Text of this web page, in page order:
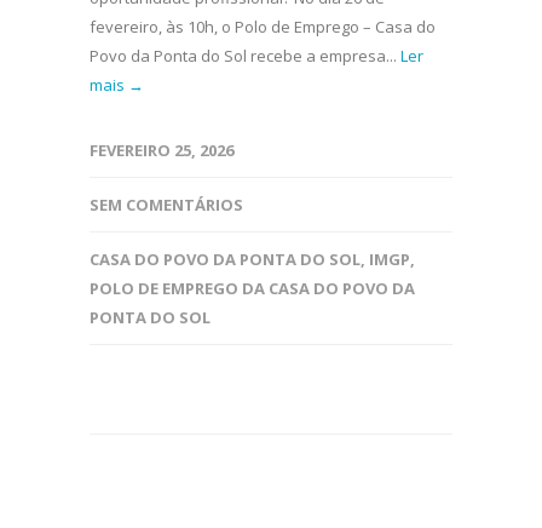
fevereiro, às 10h, o Polo de Emprego – Casa do
Povo da Ponta do Sol recebe a empresa... Ler
mais →
FEVEREIRO 25, 2026
SEM COMENTÁRIOS
CASA DO POVO DA PONTA DO SOL, IMGP,
POLO DE EMPREGO DA CASA DO POVO DA
PONTA DO SOL